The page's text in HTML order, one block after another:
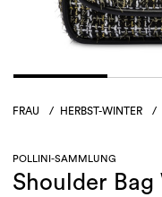
FRAU / HERBST-WINTER /
POLLINI-SAMMLUNG
Shoulder